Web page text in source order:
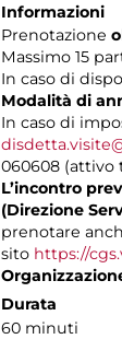
Informazioni
Prenotazione
Massimo 15
In caso di
Modalità di
In caso di
060608 (attivo
L’incontro
(Direzione
prenotare
sito https://
Durata
60 minuti